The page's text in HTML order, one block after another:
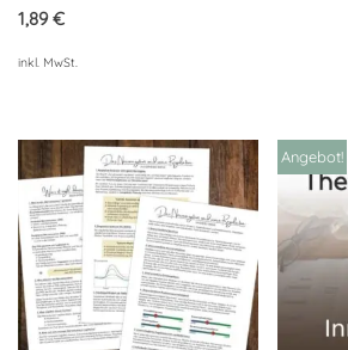
von 5
1,89€
inkl. MwSt.
Angebot!